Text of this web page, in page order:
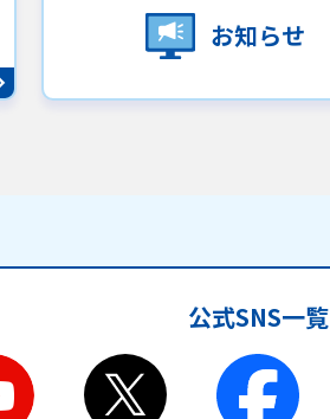
安全・安心マーク
款・重要事項説明書
お知らせ
公式SNS一覧